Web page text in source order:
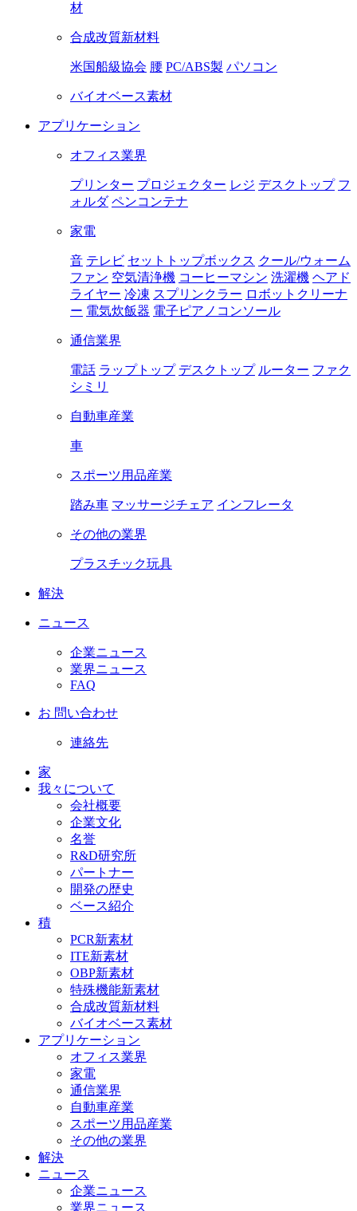
材
合成改質新材料
米国船級協会 腰 PC/ABS製 パソコン
バイオベース素材
アプリケーション
オフィス業界
プリンター プロジェクター レジ デスクトップ フ
ォルダ ペンコンテナ
家電
音 テレビ セットトップボックス クール/ウォーム
ファン 空気清浄機 コーヒーマシン 洗濯機 ヘアド
ライヤー 冷凍 スプリンクラー ロボットクリーナ
ー 電気炊飯器 電子ピアノコンソール
通信業界
電話 ラップトップ デスクトップ ルーター ファク
シミリ
自動車産業
車
スポーツ用品産業
踏み車 マッサージチェア インフレータ
その他の業界
プラスチック玩具
解決
ニュース
企業ニュース
業界ニュース
FAQ
お 問い合わせ
連絡先
家
我々について
会社概要
企業文化
名誉
R&D研究所
パートナー
開発の歴史
ベース紹介
積
PCR新素材
ITE新素材
OBP新素材
特殊機能新素材
合成改質新材料
バイオベース素材
アプリケーション
オフィス業界
家電
通信業界
自動車産業
スポーツ用品産業
その他の業界
解決
ニュース
企業ニュース
業界ニュース